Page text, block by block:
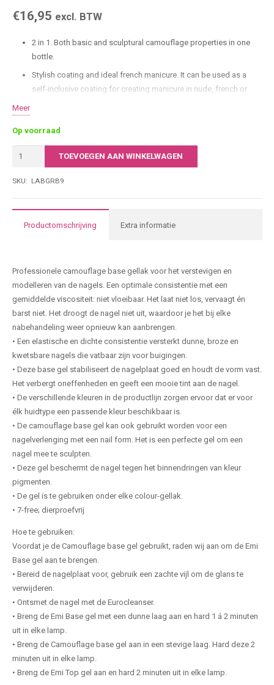
€16,95 excl. BTW
2 in 1. Both basic and sculptural camouflage properties in one
bottle.
Stylish coating and ideal french manicure. It can be used as a
self-inclusive coating for creating manicure in nude, french or
the nail bed and do not give the border when growing.
Medium viscosity. A well-balanced viscosity for a comfortable
nail modeling, strengthening and alignment.
Meer
Op voorraad
Emi
Gel
Buffy
#16
TOEVOEGEN AAN WINKELWAGEN
SKU: LABGRB9
Productomschrijving Extra informatie
Professionele camouflage base gellak voor het verstevigen en
modelleren van de nagels. Een optimale consistentie met een
gemiddelde viscositeit: niet vloeibaar. Het laat niet los, vervaagt én
barst niet. Het droogt de nagel niet uit, waardoor je het bij elke
nabehandeling weer opnieuw kan aanbrengen.
• Een elastische en dichte consistentie versterkt dunne, broze en
kwetsbare nagels die vatbaar zijn voor buigingen.
• Deze base gel stabiliseert de nagelplaat goed en houdt de vorm vast.
Het verbergt oneffenheden en geeft een mooie tint aan de nagel.
• De verschillende kleuren in de productlijn zorgen ervoor dat er voor
élk huidtype een passende kleur beschikbaar is.
• De camouflage base gel kan ook gebruikt worden voor een
nagelverlenging met een nail form. Het is een perfecte gel om een
nagel mee te sculpten.
• Deze gel beschermt de nagel tegen het binnendringen van kleur
pigmenten.
• De gel is te gebruiken onder elke colour-gellak.
• 7-free; dierproefvrij
Hoe te gebruiken:
Voordat je de Camouflage base gel gebruikt, raden wij aan om de Emi
Base gel aan te brengen.
• Bereid de nagelplaat voor, gebruik een zachte vijl om de glans te
verwijderen.
• Ontsmet de nagel met de Eurocleanser.
• Breng de Emi Base gel met een dunne laag aan en hard 1 á 2 minuten
uit in elke lamp.
• Breng de Camouflage base gel aan in een stevige laag. Hard deze 2
minuten uit in elke lamp.
• Breng de Emi Top gel aan en hard 2 minuten uit in elke lamp.